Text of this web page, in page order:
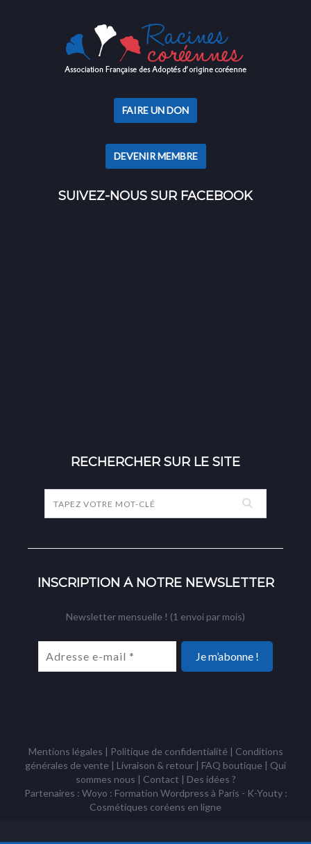
FAIRE UN DON
DEVENIR MEMBRE
SUIVEZ-NOUS SUR FACEBOOK
RECHERCHER SUR LE SITE
INSCRIPTION À NOTRE NEWSLETTER
Newsletter mensuelle ! (1 envoi par mois)
Mentions légales | Politique de confidentialité | Conditions
générales de vente | Livraison & retour | FAQ boutique | Qui
sommes nous | Contact | Des idées ?
Partenaires : Woyo : Formation Wordpress à Paris - K-Youty :
Cosmétiques coréens en ligne